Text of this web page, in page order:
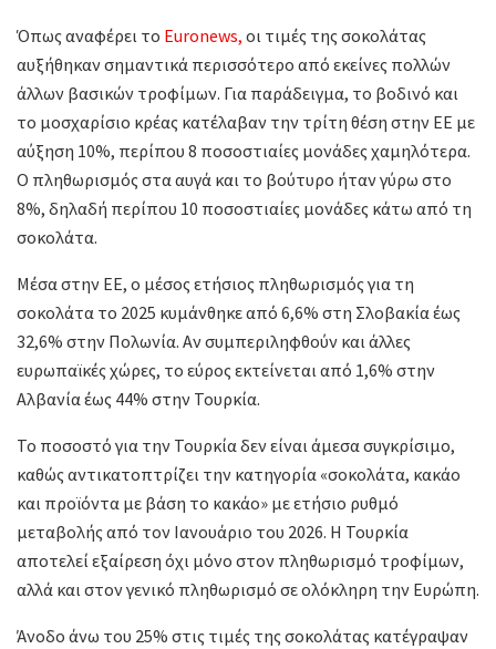
Όπως αναφέρει το Euronews, οι τιμές της σοκολάτας
αυξήθηκαν σημαντικά περισσότερο από εκείνες πολλών
άλλων βασικών τροφίμων. Για παράδειγμα, το βοδινό και
το μοσχαρίσιο κρέας κατέλαβαν την τρίτη θέση στην ΕΕ με
αύξηση 10%, περίπου 8 ποσοστιαίες μονάδες χαμηλότερα.
Ο πληθωρισμός στα αυγά και το βούτυρο ήταν γύρω στο
8%, δηλαδή περίπου 10 ποσοστιαίες μονάδες κάτω από τη
σοκολάτα.
Μέσα στην ΕΕ, ο μέσος ετήσιος πληθωρισμός για τη
σοκολάτα το 2025 κυμάνθηκε από 6,6% στη Σλοβακία έως
32,6% στην Πολωνία. Αν συμπεριληφθούν και άλλες
ευρωπαϊκές χώρες, το εύρος εκτείνεται από 1,6% στην
Αλβανία έως 44% στην Τουρκία.
Το ποσοστό για την Τουρκία δεν είναι άμεσα συγκρίσιμο,
καθώς αντικατοπτρίζει την κατηγορία «σοκολάτα, κακάο
και προϊόντα με βάση το κακάο» με ετήσιο ρυθμό
μεταβολής από τον Ιανουάριο του 2026. Η Τουρκία
αποτελεί εξαίρεση όχι μόνο στον πληθωρισμό τροφίμων,
αλλά και στον γενικό πληθωρισμό σε ολόκληρη την Ευρώπη.
Άνοδο άνω του 25% στις τιμές της σοκολάτας κατέγραψαν